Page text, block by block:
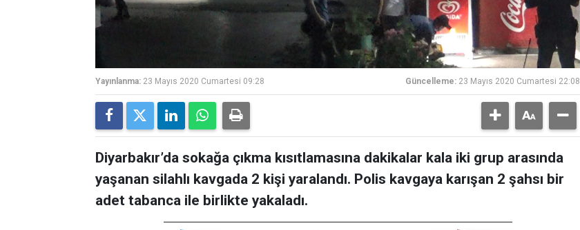
Yayınlanma: 23 Mayıs 2020 Cumartesi 09:28 Güncelleme: 23 Mayıs 2020 Cumartesi 22:08
Diyarbakır’da sokağa çıkma kısıtlamasına dakikalar kala iki grup arasında
yaşanan silahlı kavgada 2 kişi yaralandı. Polis kavgaya karışan 2 şahsı bir
adet tabanca ile birlikte yakaladı.